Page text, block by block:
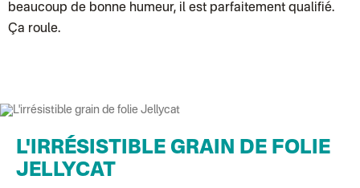
DPD colis suivi (expédition Bounce)
DPD colis suivi (expédition La Boîte Concept)
Colis suivi (expédition Loia)
Colissimo suivi (expédition April Eleven)
Belgique
Colissimo suivi (expédition par Yamayama)
: Livraison à votre
Colissimo suivi (expédition par Tot)
beaucoup de bonne humeur, il est parfaitement qualifié.
Ça roule.
L'IRRÉSISTIBLE GRAIN DE FOLIE
JELLYCAT